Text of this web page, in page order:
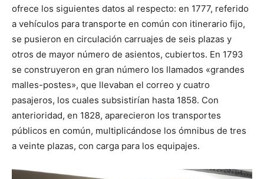
ofrece los siguientes datos al respecto: en 1777, referido
a vehículos para transporte en común con itinerario fijo,
se pusieron en circulación carruajes de seis plazas y
otros de mayor número de asientos, cubiertos. En 1793
se construyeron en gran número los llamados «grandes
malles-postes», que llevaban el correo y cuatro
pasajeros, los cuales subsistirían hasta 1858. Con
anterioridad, en 1828, aparecieron los transportes
públicos en común, multiplicándose los ómnibus de tres
a veinte plazas, con carga para los equipajes.